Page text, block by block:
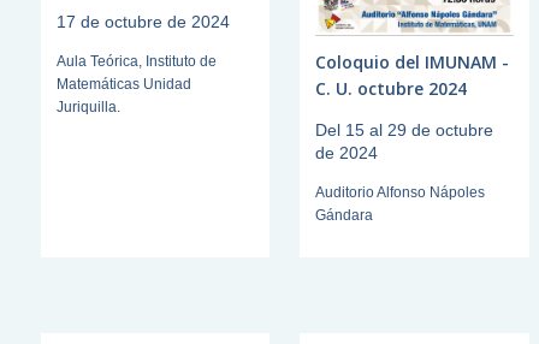
17 de octubre de 2024
Aula Teórica, Instituto de
Matemáticas Unidad
Juriquilla.
Coloquio del IMUNAM -
C. U. octubre 2024
Del 15 al 29 de octubre
de 2024
Auditorio Alfonso Nápoles
Gándara